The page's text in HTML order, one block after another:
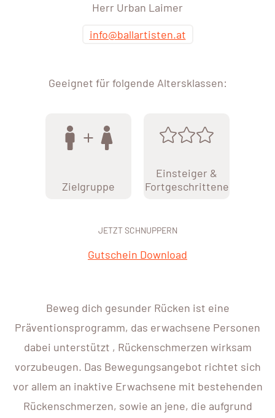
Herr Urban Laimer
info@ballartisten.at
Geeignet für folgende Altersklassen:
Zielgruppe
Einsteiger &
Fortgeschrittene
JETZT SCHNUPPERN
Gutschein Download
Beweg dich gesunder Rücken ist eine
Präventionsprogramm, das erwachsene Personen
dabei unterstützt , Rückenschmerzen wirksam
vorzubeugen. Das Bewegungsangebot richtet sich
vor allem an inaktive Erwachsene mit bestehenden
Rückenschmerzen, sowie an jene, die aufgrund